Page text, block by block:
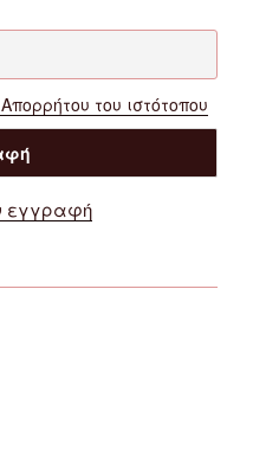
του ιστότοπου
εγγραφή